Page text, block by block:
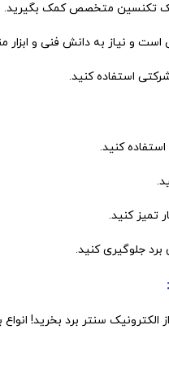
یک تکنسین متخصص کمک بگیرید.
و نیاز به دانش فنی و ابزار
استفاده کنید.
استفاده کنید.
تمیز کنید.
جلوگیری کنید.
الکترونیک سنتر برد بخرید!